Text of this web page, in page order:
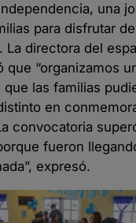
una
para disfrutar
La directora del
que “organizamos
que las familias
en
convocatoria
fueron
expresó.